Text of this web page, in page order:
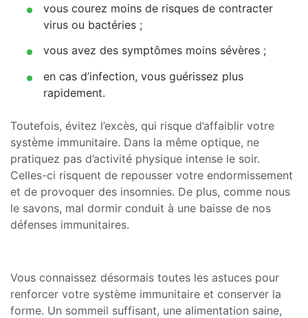
vous courez moins de risques de contracter
virus ou bactéries ;
vous avez des symptômes moins sévères ;
en cas d’infection, vous guérissez plus
rapidement.
Toutefois, évitez l’excès, qui risque d’affaiblir votre
système immunitaire. Dans la même optique, ne
pratiquez pas d’activité physique intense le soir.
Celles-ci risquent de repousser votre endormissement
et de provoquer des insomnies. De plus, comme nous
le savons, mal dormir conduit à une baisse de nos
défenses immunitaires.
Vous connaissez désormais toutes les astuces pour
renforcer votre système immunitaire et conserver la
forme. Un sommeil suffisant, une alimentation saine,